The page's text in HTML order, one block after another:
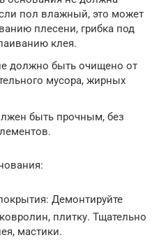
пол влажный, это может
плесени, грибка под
клея.
должно быть очищено от
мусора, жирных
быть прочным, без
Демонтируйте
плитку. Тщательно
мастики.